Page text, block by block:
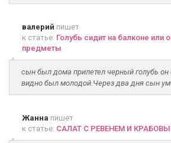
валерий пишет
к статье: Голубь сидит на балконе или
предметы
сын был дома прилетел черный голубь он
видно был молодой.Через два дня сын
Жанна пишет
к статье: САЛАТ С РЕВЕНЕМ И